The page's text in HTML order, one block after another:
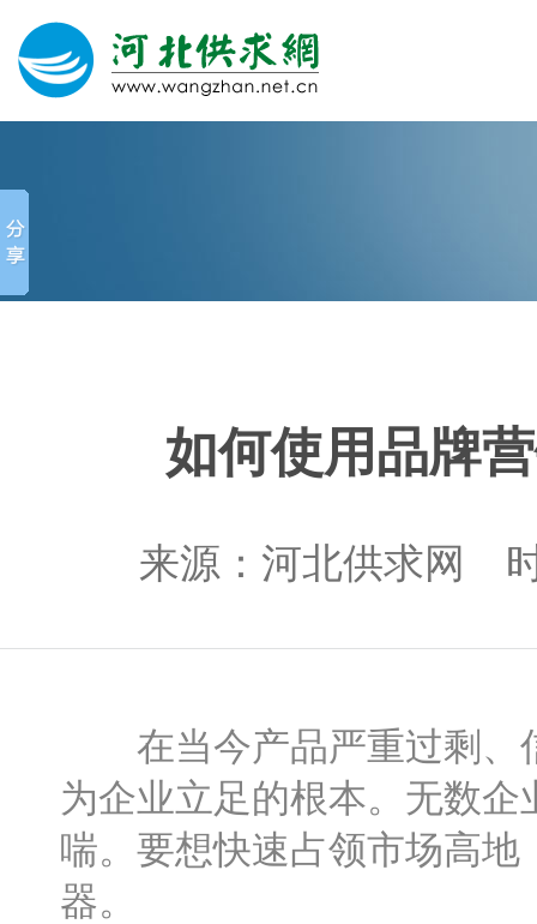
如何使用品牌
来源：河北供求网
在当今产品严重过剩、
为企业立足的根本。无数
喘。要想快速占领市场高
器。